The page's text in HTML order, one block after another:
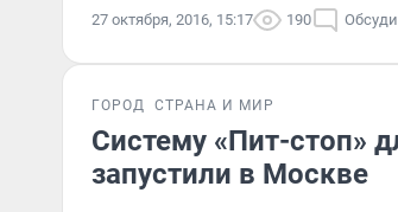
27 октября, 2016, 15:17 190
ГОРОД СТРАНА И МИР
Систему «Пит-стоп»
запустили в Москве